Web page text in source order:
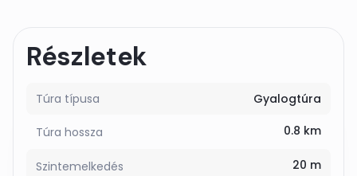
Részletek
Túra típusa Gyalogtúra
Túra hossza 0.8 km
Szintemelkedés 20 m